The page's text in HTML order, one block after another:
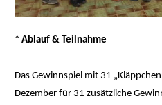
* Ablauf & Teilnahme
Das Gewinnspiel mit 31
Dezember für 31 zusätzliche